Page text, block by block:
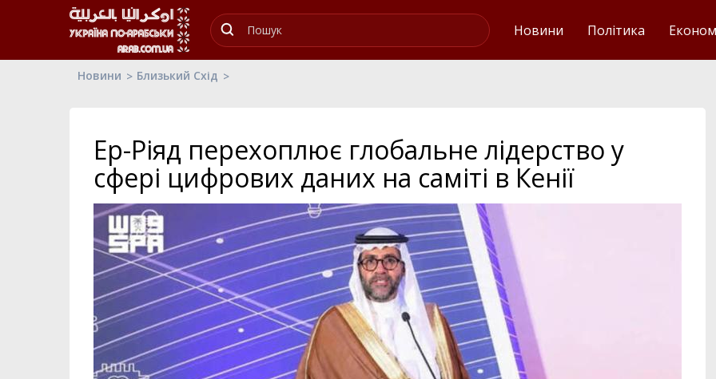
Новини Політика
Новини Близький Схід
Ер-Ріяд перехоплює глобальне лідерство у
сфері цифрових даних на саміті в Кенії